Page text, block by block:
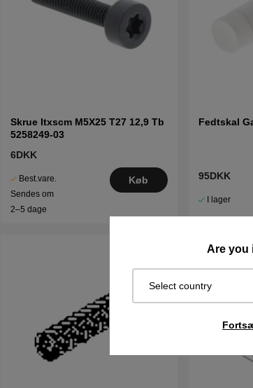
Are you
Select country
Skrue Itxscm M5X25 T27 12,9 Tb
5258249-03
6DKK
Best.vare.
Sendes om
2–5 dage
Køb
Fedtskal
95DKK
I lager